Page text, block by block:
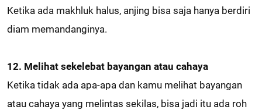
Ketika ada makhluk halus, anjing bisa saja hanya berdiri
diam memandanginya.
12. Melihat sekelebat bayangan atau cahaya
Ketika tidak ada apa-apa dan kamu melihat bayangan
atau cahaya yang melintas sekilas, bisa jadi itu ada roh